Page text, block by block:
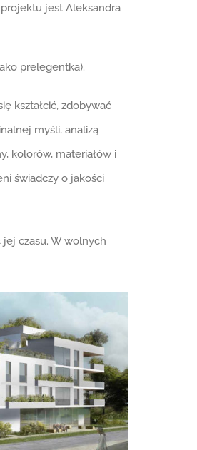
projektu jest Aleksandra
prelegentka).
kształcić, zdobywać
myśli, analizą
kolorów, materiałów i
świadczy o jakości
czasu. W wolnych